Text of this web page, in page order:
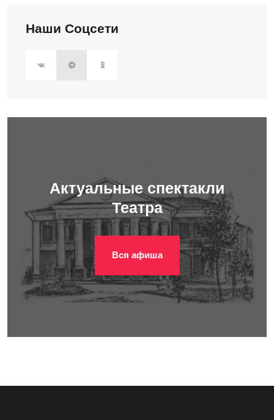
Наши Соцсети
Актуальные спектакли
Театра
Вся афиша